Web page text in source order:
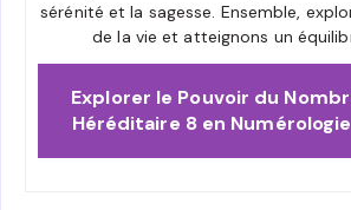
sérénité et la sagesse. Ensemble,
de la vie et atteignons un
Explorer le Pouvoir du
Héréditaire 8 en Numérologie